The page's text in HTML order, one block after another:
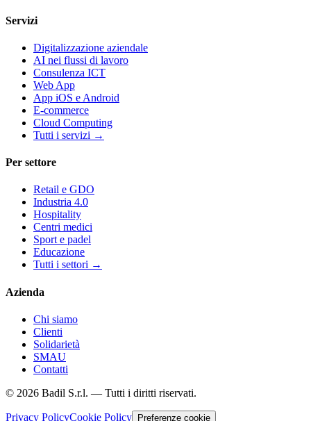
Servizi
Digitalizzazione aziendale
AI nei flussi di lavoro
Consulenza ICT
Web App
App iOS e Android
E-commerce
Cloud Computing
Tutti i servizi →
Per settore
Retail e GDO
Industria 4.0
Hospitality
Centri medici
Sport e padel
Educazione
Tutti i settori →
Azienda
Chi siamo
Clienti
Solidarietà
SMAU
Contatti
© 2026 Badil S.r.l. — Tutti i diritti riservati.
Privacy PolicyCookie Policy Preferenze cookie